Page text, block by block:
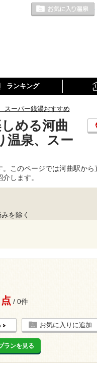
ランキング
スーパー銭湯おすすめ
める河曲
温泉、スー
このページでは河曲駅から
します。
を除く
/ 0件
お気に入りに追加
ランを見る